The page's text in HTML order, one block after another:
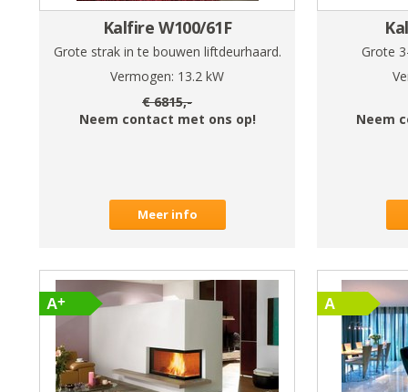
Kalfire W100/61F
Grote strak in te bouwen liftdeurhaard.
Vermogen: 13.2 kW
€6815,-
Neem contact met ons op!
Meer info
Grote
Neem